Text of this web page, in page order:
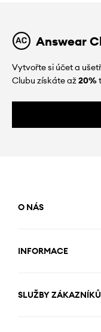
Answear
Vytvořte si účet a
Clubu získáte až20%
O NÁS
INFORMACE
SLUŽBY